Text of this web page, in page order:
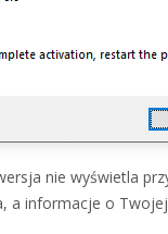
nie wyświetla
a informacje o